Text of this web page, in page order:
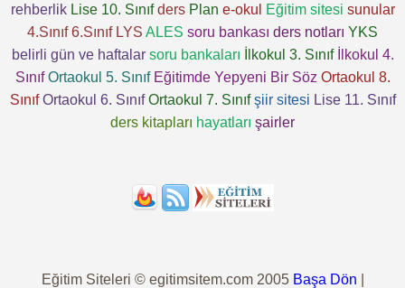
rehberlik Lise 10. Sınıf ders Plan e-okul Eğitim sitesi sunular
4.Sınıf 6.Sınıf LYS ALES soru bankası ders notları YKS
belirli gün ve haftalar soru bankaları İlkokul 3. Sınıf
İlkokul 4.
Sınıf Ortaokul 5. Sınıf Eğitimde Yepyeni Bir Söz Ortaokul 8.
Sınıf Ortaokul 6. Sınıf Ortaokul 7. Sınıf şiir sitesi Lise 11. Sınıf
ders kitapları hayatları şairler
Eğitim Siteleri © egitimsitem.com 2005 Başa Dön